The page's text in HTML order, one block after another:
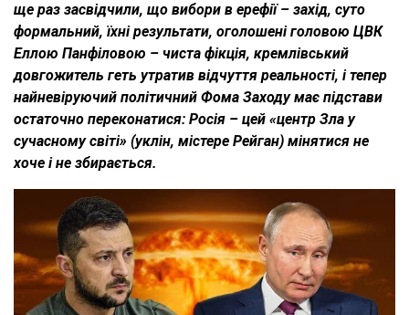
ще раз засвідчили, що вибори в ерефії – захід, суто
формальний, їхні результати, оголошені головою ЦВК
Еллою Панфіловою – чиста фікція, кремлівський
довгожитель геть утратив відчуття реальності, і тепер
найневіруючий політичний Фома Заходу має підстави
остаточно переконатися: Росія – цей «центр Зла у
сучасному світі» (уклін, містере Рейган) мінятися не
хоче і не збирається.